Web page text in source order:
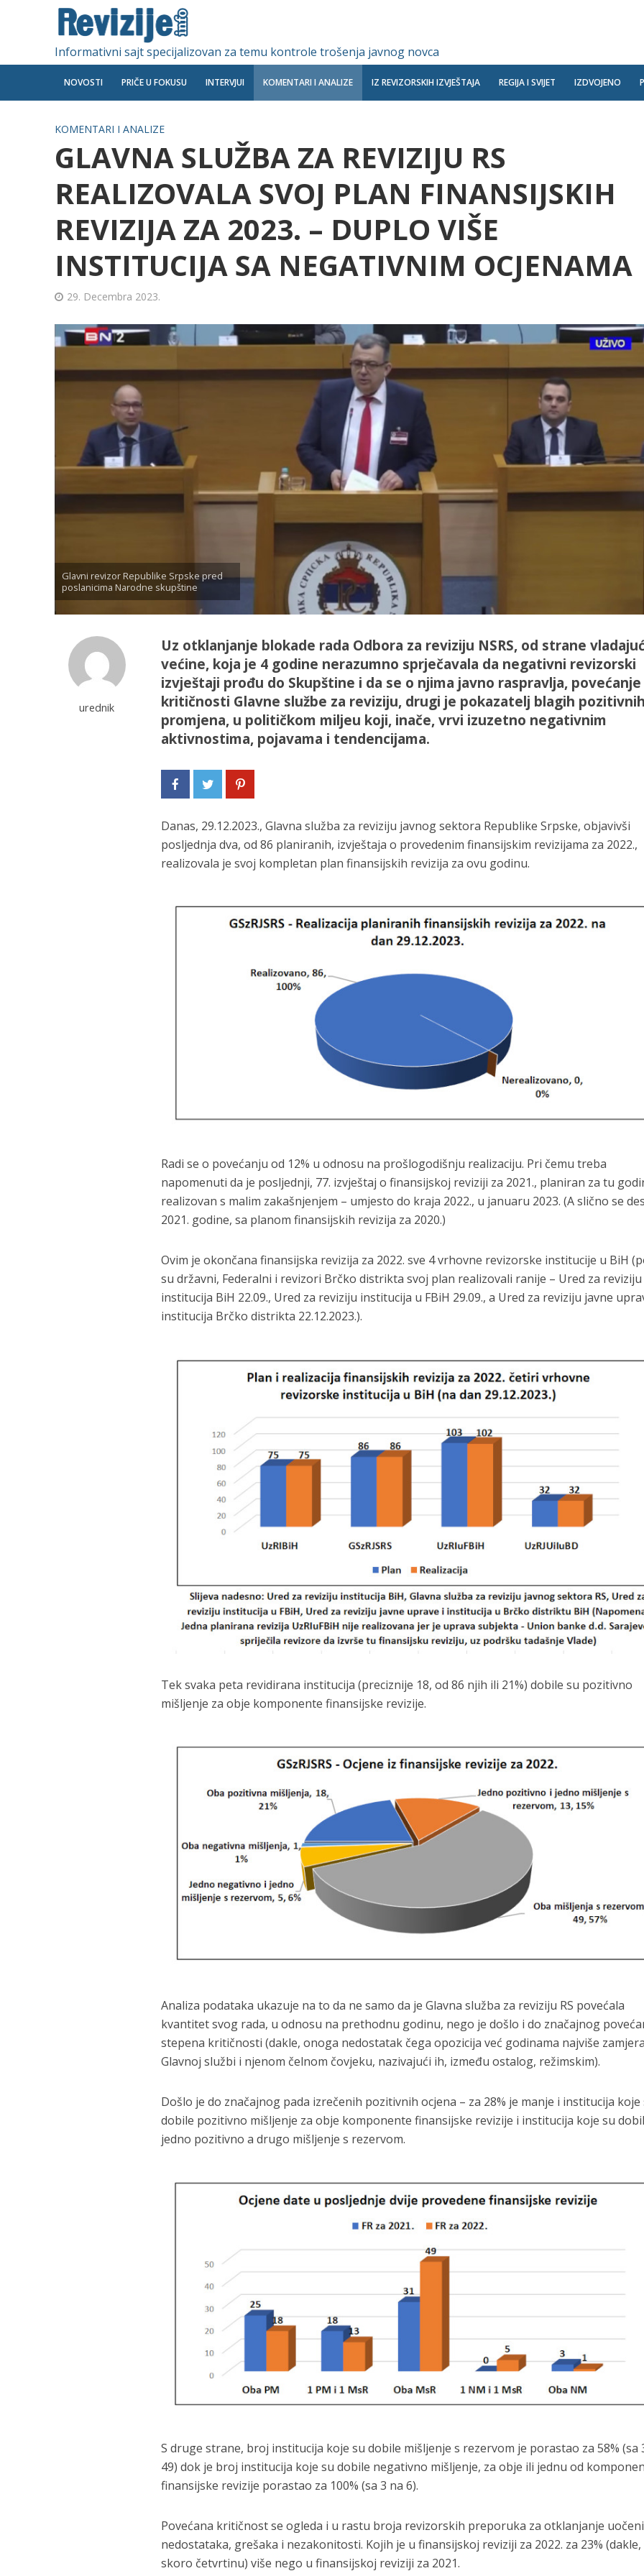
Informativni sajt specijalizovan za temu kontrole trošenja javnog novca
NOVOSTI PRIČE U FOKUSU INTERVJUI KOMENTARI I ANALIZE IZ REVIZORSKIH IZVJEŠTAJA REGIJA I SVIJET IZDVOJENO
KOMENTARI I ANALIZE
GLAVNA SLUŽBA ZA REVIZIJU RS
REALIZOVALA SVOJ PLAN FINANSIJSKIH
REVIZIJA ZA 2023. – DUPLO VIŠE
INSTITUCIJA SA NEGATIVNIM OCJENAMA
29. Decembra 2023.
Glavni revizor Republike Srpske pred
poslanicima Narodne skupštine
urednik
Uz otklanjanje blokade rada Odbora za reviziju NSRS, od strane
većine, koja je 4 godine nerazumno sprječavala da negativni revizorski
izvještaji prođu do Skupštine i da se o njima javno raspravlja, povećanje
kritičnosti Glavne službe za reviziju, drugi je pokazatelj blagih
promjena, u političkom miljeu koji, inače, vrvi izuzetno negativnim
aktivnostima, pojavama i tendencijama.
Danas, 29.12.2023., Glavna služba za reviziju javnog sektora Republike Srpske, objavivši
posljednja dva, od 86 planiranih, izvještaja o provedenim finansijskim revizijama za 2022.,
realizovala je svoj kompletan plan finansijskih revizija za ovu godinu.
Radi se o povećanju od 12% u odnosu na prošlogodišnju realizaciju. Pri čemu treba
napomenuti da je posljednji, 77. izvještaj o finansijskoj reviziji za 2021., planiran za tu
realizovan s malim zakašnjenjem – umjesto do kraja 2022., u januaru 2023. (A slično se
2021. godine, sa planom finansijskih revizija za 2020.)
Ovim je okončana finansijska revizija za 2022. sve 4 vrhovne revizorske institucije u BiH
su državni, Federalni i revizori Brčko distrikta svoj plan realizovali ranije – Ured za reviziju
institucija BiH 22.09., Ured za reviziju institucija u FBiH 29.09., a Ured za reviziju javne
institucija Brčko distrikta 22.12.2023.).
Tek svaka peta revidirana institucija (preciznije 18, od 86 njih ili 21%) dobile su pozitivno
mišljenje za obje komponente finansijske revizije.
Analiza podataka ukazuje na to da ne samo da je Glavna služba za reviziju RS povećala
kvantitet svog rada, u odnosu na prethodnu godinu, nego je došlo i do značajnog
stepena kritičnosti (dakle, onoga nedostatak čega opozicija već godinama najviše
Glavnoj službi i njenom čelnom čovjeku, nazivajući ih, između ostalog, režimskim).
Došlo je do značajnog pada izrečenih pozitivnih ocjena – za 28% je manje i institucija koje
dobile pozitivno mišljenje za obje komponente finansijske revizije i institucija koje su
jedno pozitivno a drugo mišljenje s rezervom.
S druge strane, broj institucija koje su dobile mišljenje s rezervom je porastao za 58% (sa
49) dok je broj institucija koje su dobile negativno mišljenje, za obje ili jednu od
finansijske revizije porastao za 100% (sa 3 na 6).
Povećana kritičnost se ogleda i u rastu broja revizorskih preporuka za otklanjanje
nedostataka, grešaka i nezakonitosti. Kojih je u finansijskoj reviziji za 2022. za 23% (dakle,
skoro četvrtinu) više nego u finansijskoj reviziji za 2021.